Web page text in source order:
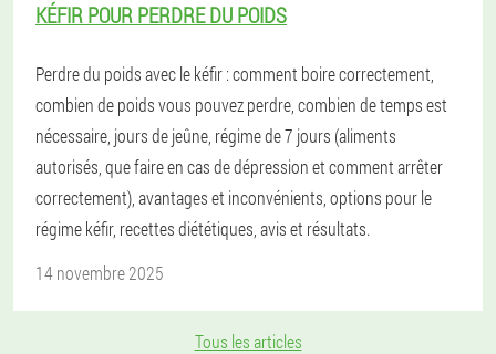
KÉFIR POUR PERDRE DU POIDS
Perdre du poids avec le kéfir : comment boire correctement,
combien de poids vous pouvez perdre, combien de temps est
nécessaire, jours de jeûne, régime de 7 jours (aliments
autorisés, que faire en cas de dépression et comment arrêter
correctement), avantages et inconvénients, options pour le
régime kéfir, recettes diététiques, avis et résultats.
14 novembre 2025
Tous les articles